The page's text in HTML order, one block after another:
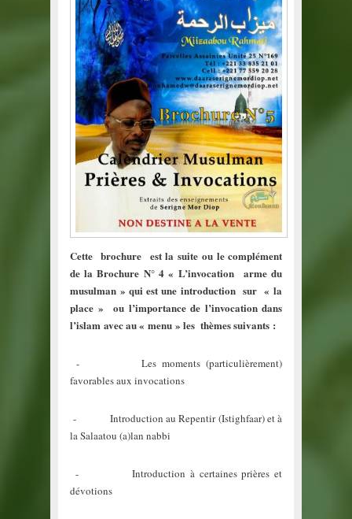
Cette brochure est la suite ou le complément
de la Brochure N° 4« L’invocation arme du
musulman » qui est une introduction sur « la
place » ou l’importance de l’invocation dans
l’islam avec au « menu » les thèmes suivants :
- Les moments (particulièrement)
favorables aux invocations
- Introduction au Repentir (Istighfaar) et à
la Salaatou (a)lan nabbi
- Introduction à certaines prières et
dévotions